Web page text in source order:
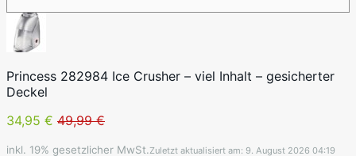
Princess 282984 Ice Crusher – viel Inhalt – gesicherter
Deckel
34,95 € 49,99 €
inkl. 19% gesetzlicher MwSt.Zuletzt aktualisiert am: 9. August 2026 04:19